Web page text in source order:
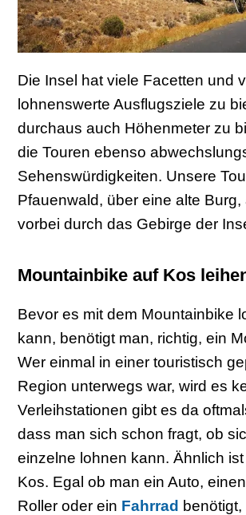
Die Insel hat viele Facetten und
lohnenswerte Ausflugsziele zu
durchaus auch Höhenmeter zu
die Touren ebenso
Sehenswürdigkeiten. Unsere
Pfauenwald, über eine alte Burg,
vorbei durch das Gebirge der
Mountainbike auf Kos
Bevor es mit dem Mountainbike
kann, benötigt man, richtig, ein
Wer einmal in einer touristisch
Region unterwegs war, wird es
Verleihstationen gibt es da
dass man sich schon fragt, ob
einzelne lohnen kann. Ähnlich
Kos. Egal ob man ein Auto,
Roller oder ein Fahrrad